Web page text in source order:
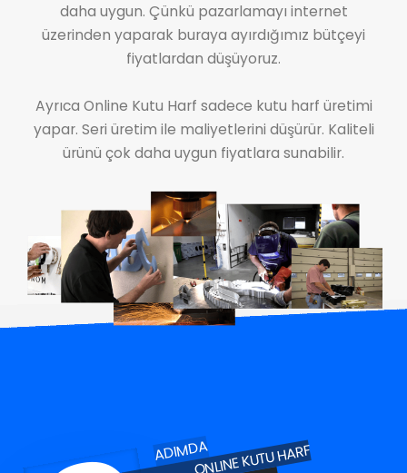
daha uygun. Çünkü pazarlamayı internet
üzerinden yaparak buraya ayırdığımız bütçeyi
fiyatlardan düşüyoruz.
Ayrıca Online Kutu Harf sadece kutu harf üretimi
yapar. Seri üretim ile maliyetlerini düşürür. Kaliteli
ürünü çok daha uygun fiyatlara sunabilir.
ADIMDAONLINE KUTU HARF